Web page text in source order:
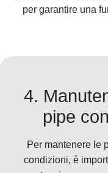
per garantire una
4.
pipe
Per mantenere le
condizioni, è